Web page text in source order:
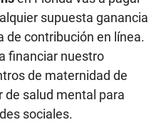
supuesta ganancia
de contribución en línea.
financiar nuestro
de maternidad de
de salud mental para
sociales.